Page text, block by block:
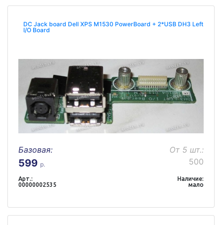
DC Jack board Dell XPS M1530 PowerBoard + 2*USB DH3 Left
I/O Board
Базовая:
599 р.
От 5 шт.:
500
Арт.:
00000002535
Наличие:
мало